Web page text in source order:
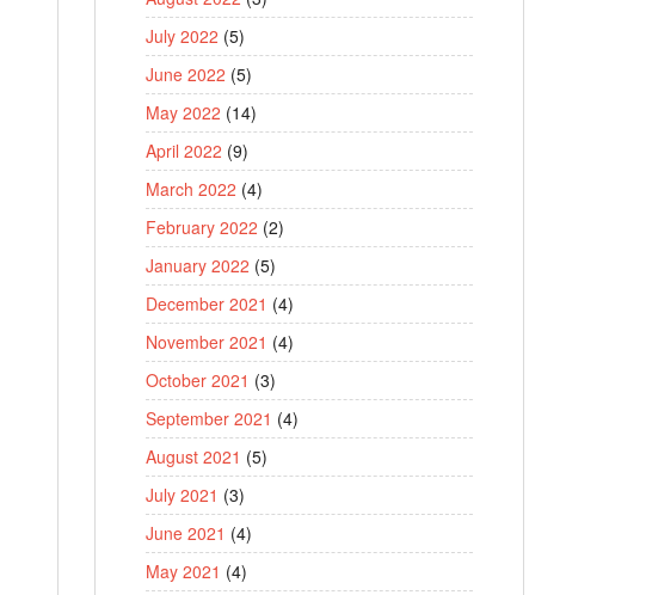
July 2022 (5)
June 2022 (5)
May 2022 (14)
April 2022 (9)
March 2022 (4)
February 2022 (2)
January 2022 (5)
December 2021 (4)
November 2021 (4)
October 2021 (3)
September 2021 (4)
August 2021 (5)
July 2021 (3)
June 2021 (4)
May 2021 (4)